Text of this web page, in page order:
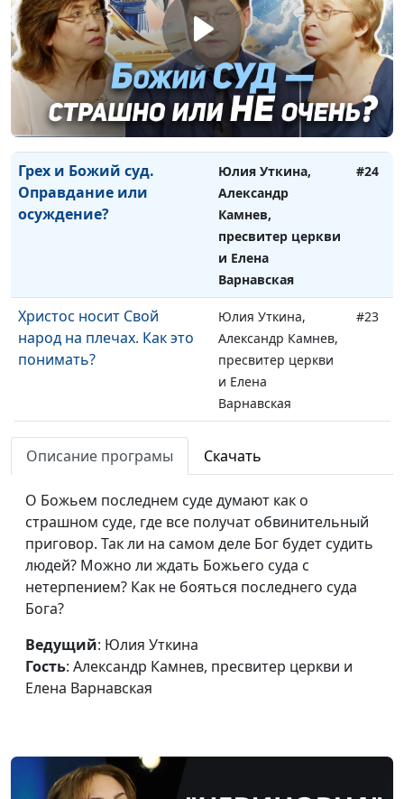
Варнавская
День Божьего суда и
Второе пришествие
Христа
Юлия Уткина,
Александр Камнев,
пресвитер церкви
и Елена
Варнавская
#25
Грех и Божий суд.
Оправдание или
осуждение?
Юлия Уткина,
Александр
Камнев,
пресвитер церкви
и Елена
Варнавская
#24
Христос носит Свой
народ на плечах. Как это
понимать?
Юлия Уткина,
Александр Камнев,
пресвитер церкви
и Елена
Варнавская
#23
Как наша молитва
доходит до Бога?
Александр Камнев,
и Елена
Варнавская
Вы – свет мира. Как
служение Христа
помогает нам быть этим
Юлия Уткина,
Александр Камнев,
Служение священника в
спасает сегодня?
Описание програмы Скачать
О Божьем последнем суде думают как о
страшном суде, где все получат обвинительный
приговор. Так ли на самом деле Бог будет судить
людей? Можно ли ждать Божьего суда с
нетерпением? Как не бояться последнего суда
Бога?
Ведущий: Юлия Уткина
Гость: Александр Камнев, пресвитер церкви и
Елена Варнавская